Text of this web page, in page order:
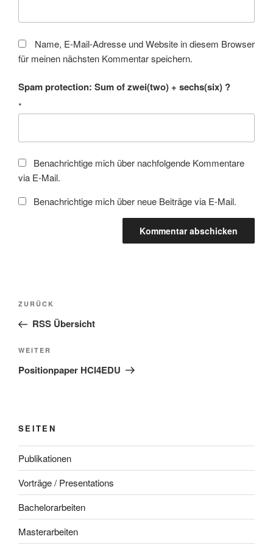
Name, E-Mail-Adresse und Website in diesem Browser
für meinen nächsten Kommentar speichern.
Spam protection: Sum of zwei(two) + sechs(six) ?
*
Benachrichtige mich über nachfolgende Kommentare
via E-Mail.
Benachrichtige mich über neue Beiträge via E-Mail.
Beitragsnavigation
Vorheriger
Beitrag
ZURÜCK
RSS Übersicht
Nächster
Beitrag
WEITER
Positionpaper HCI4EDU
SEITEN
Publikationen
Vorträge / Presentations
Bachelorarbeiten
Masterarbeiten